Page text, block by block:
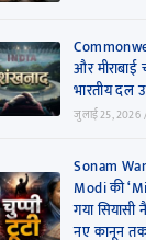
और मीराबाई
भारतीय दल
जुलाई 25, 2026
Sonam
Modi की
गया
नए कानून